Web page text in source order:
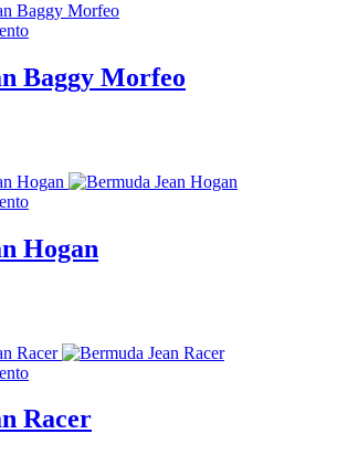
Baggy Morfeo
Hogan
Racer